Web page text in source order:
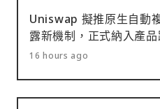
Uniswap 擬推原生自動
露新機制，正式納入產
16 hours ago